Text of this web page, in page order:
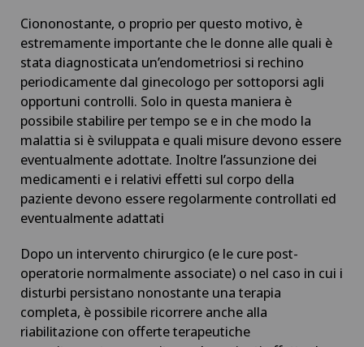
Impianti penieni
Impingement della spalla
Infettivologia
Infiammazione della tiroide – Hashimoto
Infiammazioni degli occhi
Instabilità della spalla
Interventi vascolari e terapie endovascolari
Ipermetropia (iperopia)
Ciononostante, o proprio per questo motivo, è
estremamente importante che le donne alle quali è
stata diagnosticata un’endometriosi si rechino
periodicamente dal ginecologo per sottoporsi agli
opportuni controlli. Solo in questa maniera è
possibile stabilire per tempo se e in che modo la
malattia si è sviluppata e quali misure devono essere
eventualmente adottate. Inoltre l’assunzione dei
medicamenti e i relativi effetti sul corpo della
paziente devono essere regolarmente controllati ed
eventualmente adattati
Dopo un intervento chirurgico (e le cure post-
operatorie normalmente associate) o nel caso in cui i
disturbi persistano nonostante una terapia
completa, è possibile ricorrere anche alla
riabilitazione con offerte terapeutiche